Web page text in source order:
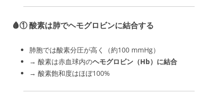
🩸①酸素は肺でヘモグロビンに結合する
肺胞では酸素分圧が高く（約100 mmHg）
→ 酸素は赤血球内のヘモグロビン（Hb）に結合
→ 酸素飽和度はほぼ100%